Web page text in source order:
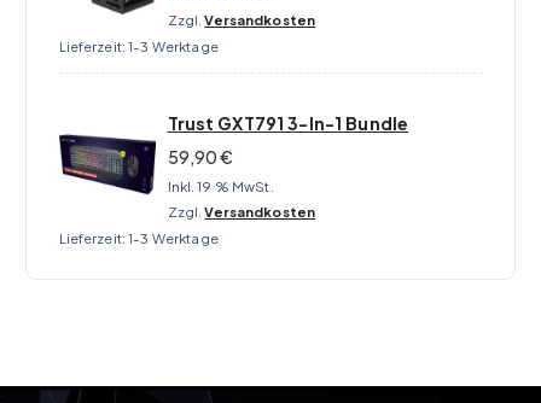
Zzgl.Versandkosten
Lieferzeit:1-3 Werktage
Trust GXT791 3-In-1 Bundle
59,90€
Inkl. 19 % MwSt.
Zzgl.Versandkosten
Lieferzeit:1-3 Werktage